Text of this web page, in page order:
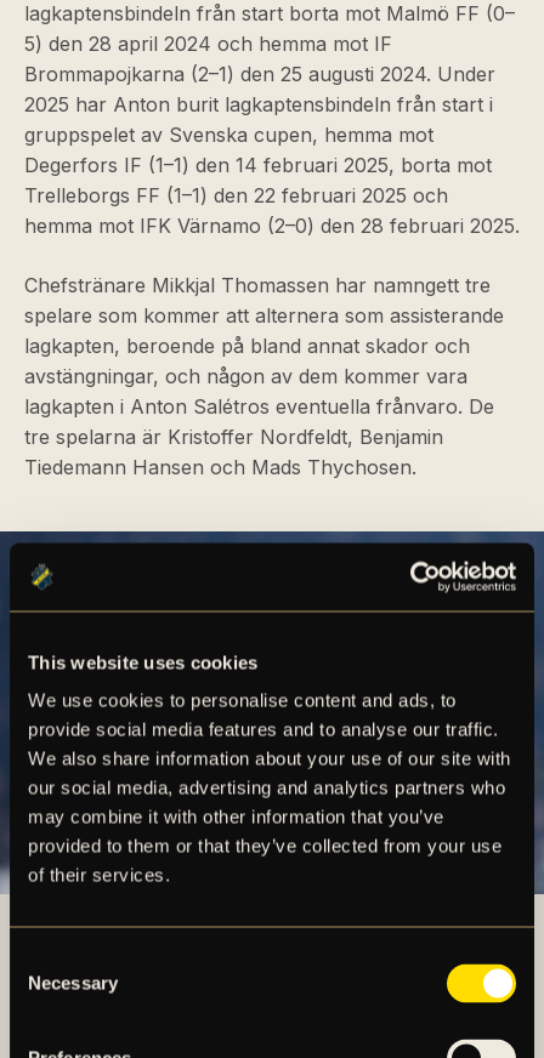
This website uses cookies
We use cookies to personalise content and ads, to
provide social media features and to analyse our traffic.
We also share information about your use of our site with
our social media, advertising and analytics partners who
may combine it with other information that you’ve
provided to them or that they’ve collected from your use
of their services.
Selection
Necessary
lagkaptensbindeln från start borta mot Malmö FF (0–
5) den 28 april 2024 och hemma mot IF
Brommapojkarna (2–1) den 25 augusti 2024. Under
2025 har Anton burit lagkaptensbindeln från start i
gruppspelet av Svenska cupen, hemma mot
Degerfors IF (1–1) den 14 februari 2025, borta mot
Trelleborgs FF (1–1) den 22 februari 2025 och
hemma mot IFK Värnamo (2–0) den 28 februari 2025.
Chefstränare Mikkjal Thomassen har namngett tre
spelare som kommer att alternera som assisterande
lagkapten, beroende på bland annat skador och
avstängningar, och någon av dem kommer vara
lagkapten i Anton Salétros eventuella frånvaro. De
tre spelarna är Kristoffer Nordfeldt, Benjamin
Tiedemann Hansen och Mads Thychosen.